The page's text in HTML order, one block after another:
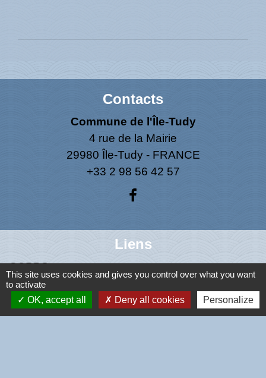
Contacts
Commune de l'Île-Tudy
4 rue de la Mairie
29980 Île-Tudy - FRANCE
+33 2 98 56 42 57
Liens
CCPBS
Région Bretagne
Conseil Départemental
Préfecture du Finistère
This site uses cookies and gives you control over what you want
to activate
OK, accept all
Deny all cookies Personalize